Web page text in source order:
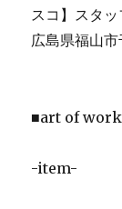
スコ】スタ
広島県福山市
■art of
-item-